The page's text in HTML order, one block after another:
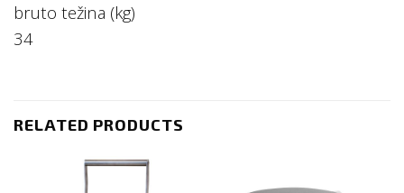
bruto težina (kg)
34
RELATED PRODUCTS